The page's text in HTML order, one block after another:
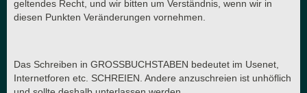
geltendes Recht, und wir bitten um Verständnis, wenn wir in
diesen Punkten Veränderungen vornehmen.
Das Schreiben in GROSSBUCHSTABEN bedeutet im Usenet,
Internetforen etc. SCHREIEN. Andere anzuschreien ist unhöflich